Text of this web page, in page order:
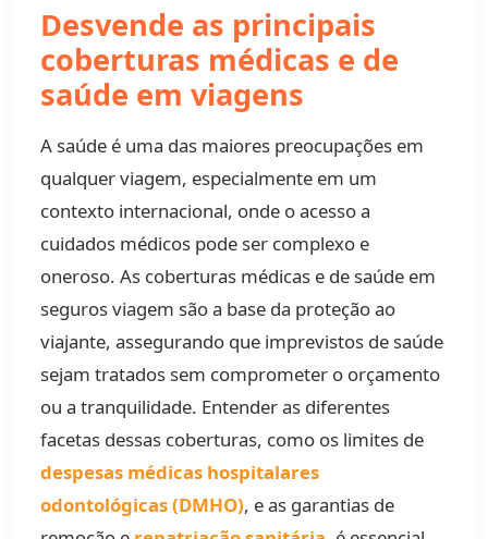
Desvende as principais
coberturas médicas e de
saúde em viagens
A saúde é uma das maiores preocupações em
qualquer viagem, especialmente em um
contexto internacional, onde o acesso a
cuidados médicos pode ser complexo e
oneroso. As coberturas médicas e de saúde em
seguros viagem são a base da proteção ao
viajante, assegurando que imprevistos de saúde
sejam tratados sem comprometer o orçamento
ou a tranquilidade. Entender as diferentes
facetas dessas coberturas, como os limites de
despesas médicas hospitalares
odontológicas (DMHO), e as garantias de